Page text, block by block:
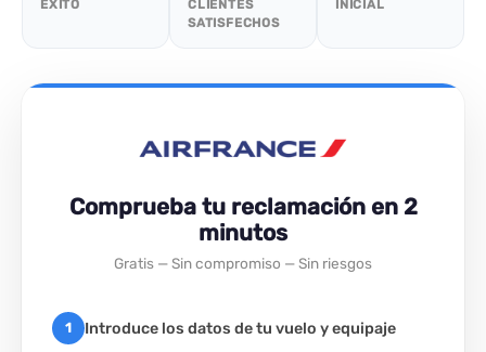
ÉXITO
CLIENTES
SATISFECHOS
INICIAL
Comprueba tu reclamación en 2
minutos
Gratis — Sin compromiso — Sin riesgos
1 Introduce los datos de tu vuelo y equipaje